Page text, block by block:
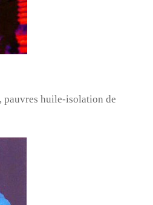
pauvres huile-isolation de